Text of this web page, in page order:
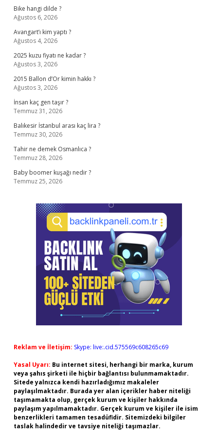
Bike hangi dilde ?
Ağustos 6, 2026
Avangart’ı kim yaptı ?
Ağustos 4, 2026
2025 kuzu fiyatı ne kadar ?
Ağustos 3, 2026
2015 Ballon d’Or kimin hakkı ?
Ağustos 3, 2026
İnsan kaç gen taşır ?
Temmuz 31, 2026
Balıkesir İstanbul arası kaç lira ?
Temmuz 30, 2026
Tahir ne demek Osmanlıca ?
Temmuz 28, 2026
Baby boomer kuşağı nedir ?
Temmuz 25, 2026
Reklam ve İletişim: Skype: live:.cid.575569c608265c69
Yasal Uyarı: Bu internet sitesi, herhangi bir marka, kurum
veya şahıs şirketi ile hiçbir bağlantısı bulunmamaktadır.
Sitede yalnızca kendi hazırladığımız makaleler
paylaşılmaktadır. Burada yer alan içerikler haber niteliği
taşımamakta olup, gerçek kurum ve kişiler hakkında
paylaşım yapılmamaktadır. Gerçek kurum ve kişiler ile isim
benzerlikleri tamamen tesadüfidir. Sitemizdeki bilgiler
taslak halindedir ve tavsiye niteliği taşımazlar.